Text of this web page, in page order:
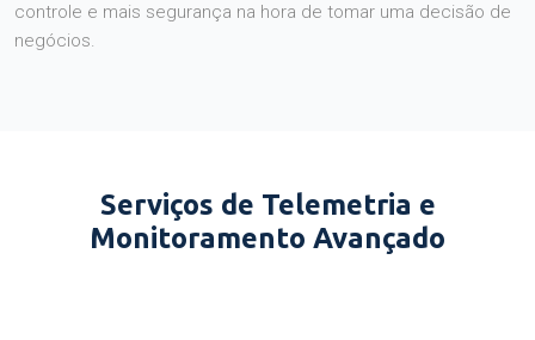
controle e mais segurança na hora de tomar uma decisão de
negócios.
Serviços de Telemetria e
Monitoramento Avançado